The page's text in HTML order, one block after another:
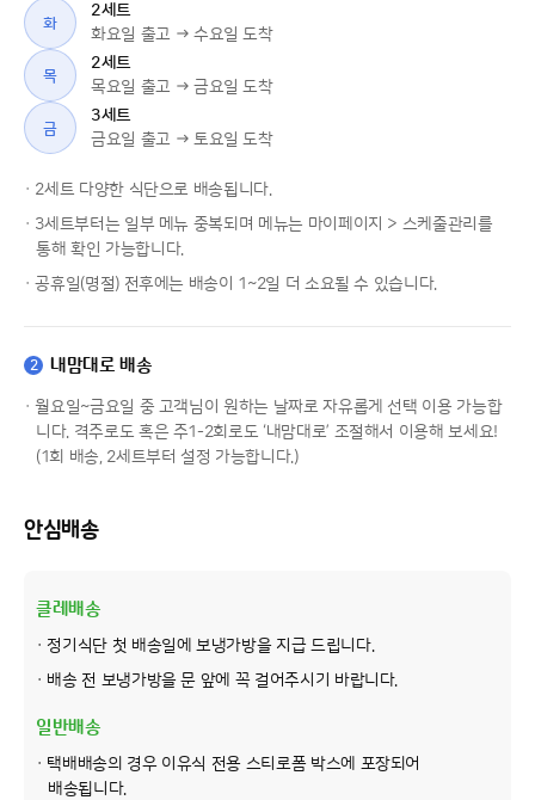
화
2세트
화요일 출고 → 수요일 도착
목
2세트
목요일 출고 → 금요일 도착
금
3세트
금요일 출고 → 토요일 도착
· 2세트 다양한 식단으로 배송됩니다.
· 3세트부터는 일부 메뉴 중복되며 메뉴는 마이페이지 > 스케줄관리를
통해 확인 가능합니다.
· 공휴일(명절) 전후에는 배송이 1~2일 더 소요될 수 있습니다.
2 내맘대로 배송
· 월요일~금요일 중 고객님이 원하는 날짜로 자유롭게 선택 이용 가능합
니다. 격주로도 혹은 주1-2회로도 ‘내맘대로’ 조절해서 이용해 보세요!
(1회 배송, 2세트부터 설정 가능합니다.)
안심배송
클레배송
· 정기식단 첫 배송일에 보냉가방을 지급 드립니다.
· 배송 전 보냉가방을 문 앞에 꼭 걸어주시기 바랍니다.
일반배송
· 택배배송의 경우 이유식 전용 스티로폼 박스에 포장되어
배송됩니다.